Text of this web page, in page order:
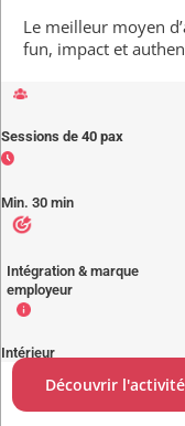
Le meilleur moyen
fun, impact et
Sessions de 40 pax
Min. 30 min
Intégration & marque
employeur
Intérieur
Découvrir l'activité